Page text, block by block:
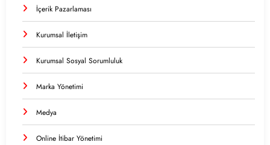
İçerik Pazarlaması
Kurumsal İletişim
Kurumsal Sosyal Sorumluluk
Marka Yönetimi
Medya
Online İtibar Yönetimi